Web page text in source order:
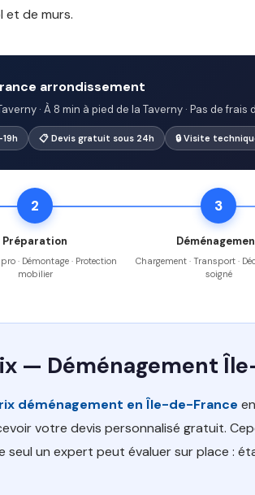
et de murs.
arrondissement
· À 8 min à pied de la Taverny · Pas de
📋 Devis gratuit sous 24h 🔒 Visite
2
Préparation
· Démontage · Protection
mobilier
3
Chargement · Transport ·
soigné
— Déménagement
déménagement en Île-de-France
votre devis personnalisé gratuit.
seul un expert peut évaluer sur place :